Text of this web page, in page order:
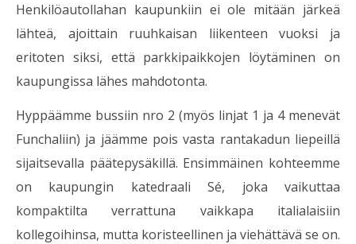
Henkilöautollahan kaupunkiin ei ole mitään järkeä
lähteä, ajoittain ruuhkaisan liikenteen vuoksi ja
eritoten siksi, että parkkipaikkojen löytäminen on
kaupungissa lähes mahdotonta.
Hyppäämme bussiin nro 2 (myös linjat 1 ja 4 menevät
Funchaliin) ja jäämme pois vasta rantakadun liepeillä
sijaitsevalla päätepysäkillä. Ensimmäinen kohteemme
on kaupungin katedraali Sé, joka vaikuttaa
kompaktilta verrattuna vaikkapa italialaisiin
kollegoihinsa, mutta koristeellinen ja viehättävä se on.